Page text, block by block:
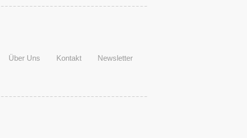
Über Uns Kontakt Newsletter